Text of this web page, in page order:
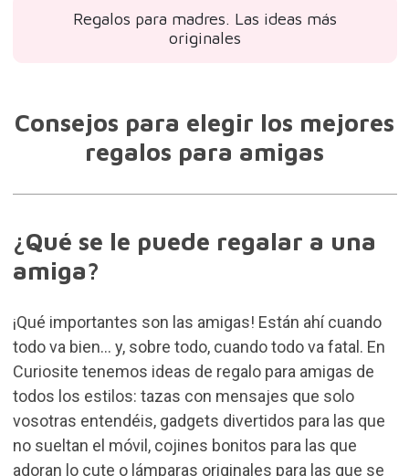
Regalos para madres. Las ideas más
originales
Consejos para elegir los mejores
regalos para amigas
¿Qué se le puede regalar a una
amiga?
¡Qué importantes son las amigas! Están ahí cuando
todo va bien… y, sobre todo, cuando todo va fatal. En
Curiosite tenemos ideas de regalo para amigas de
todos los estilos: tazas con mensajes que solo
vosotras entendéis, gadgets divertidos para las que
no sueltan el móvil, cojines bonitos para las que
adoran lo cute o lámparas originales para las que se